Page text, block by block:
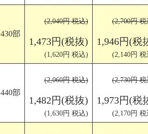
430部
(2,040円 税込)
1,473円(税抜)
(1,620円 税込)
(2,700円
1,946円(税
(2,140円
440部
(2,060円 税込)
1,482円(税抜)
(1,630円 税込)
(2,730円
1,973円(税
(2,170円